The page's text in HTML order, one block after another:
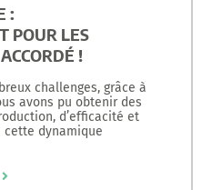
:
POUR LES
!
challenges, grâce à
avons pu obtenir des
d’efficacité et
cette dynamique